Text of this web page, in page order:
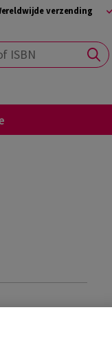
verzending